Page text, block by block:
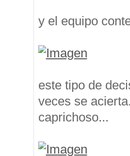
y el equipo
este tipo de
veces se
caprichoso...